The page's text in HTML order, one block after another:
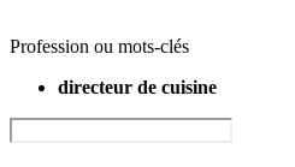
Profession ou mots-clés
directeur de cuisine